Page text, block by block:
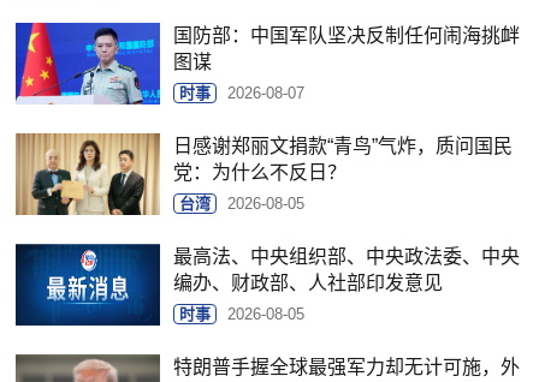
国防部：中国军队坚决反制任何闹海挑衅
图谋
时事 2026-08-07
日感谢郑丽文捐款“青鸟”气炸，质问国民
党：为什么不反日？
台湾 2026-08-05
最高法、中央组织部、中央政法委、中央
编办、财政部、人社部印发意见
时事 2026-08-05
特朗普手握全球最强军力却无计可施，外